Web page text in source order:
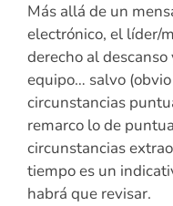
Más allá de un
electrónico, el líder/
derecho al
equipo… salvo
circunstancias
remarco lo de
circunstancias
tiempo es un
habrá que revisar.